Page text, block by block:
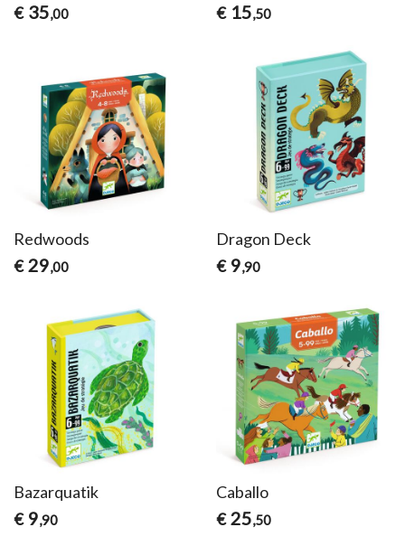
€ 35,00
€ 15,50
Redwoods
€ 29,00
Dragon Deck
€ 9,90
Bazarquatik
€ 9,90
Caballo
€ 25,50